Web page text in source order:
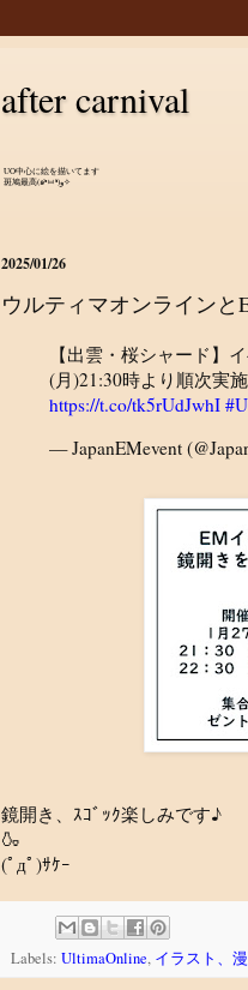
after carnival
UO中心に絵を描いてます
斑鳩最高(๑•̀ㅂ•́)و✧
2025/01/26
ウルティマオンラインと
【出雲・桜シャード】
(月)21:30時より順次実
https://t.co/tk5rUdJwhI
— JapanEMevent
鏡開き、ｽｺﾞｯｸ楽しみです♪
🍶
(ﾟдﾟ)ｻｹｰ
Labels: UltimaOnline, イラスト、